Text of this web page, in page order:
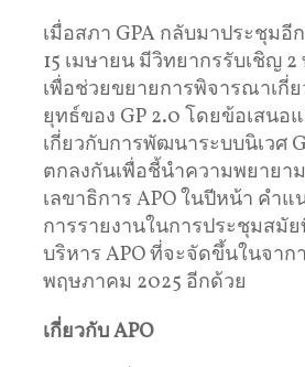
เมื่อสภา GPA กลับมาประชุมอี
15 เมษายน มีวิทยากรรับเชิญ
เพื่อช่วยขยายการพิจารณาเกี่
ยุทธ์ของ GP 2.0 โดยข้อเสนอ
เกี่ยวกับการพัฒนาระบบนิเวศ
ตกลงกันเพื่อชี้นำความพยายา
เลขาธิการ APO ในปีหน้า คำ
การรายงานในการประชุมสมัย
บริหาร APO ที่จะจัดขึ้นในจาก
พฤษภาคม 2025 อีกด้วย
เกี่ยวกับAPO